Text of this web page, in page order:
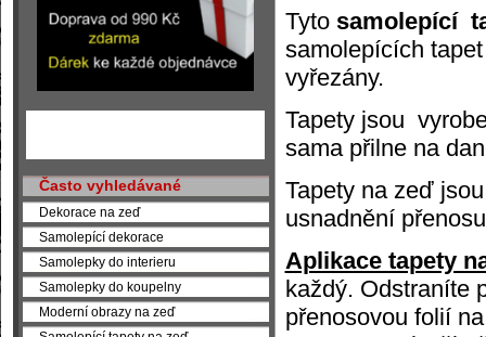
Tyto samolepící
samolepících
vyřezány.
Tapety jsou
sama přilne na
Tapety na zeď
usnadnění
Aplikace tapety
každý. Odstraníte
přenosovou folií
Často vyhledávané
Dekorace na zeď
Samolepící dekorace
Samolepky do interieru
Samolepky do koupelny
Moderní obrazy na zeď